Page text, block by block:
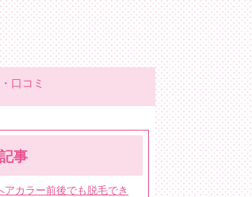
口コミ
事
アカラー前後でも脱毛でき